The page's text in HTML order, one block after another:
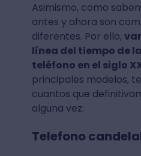
Asimismo, como
antes y ahora son
diferentes. Por ello,
línea del tiempo de
teléfono en el siglo
principales modelos,
cuantos que
alguna vez:
Telefono